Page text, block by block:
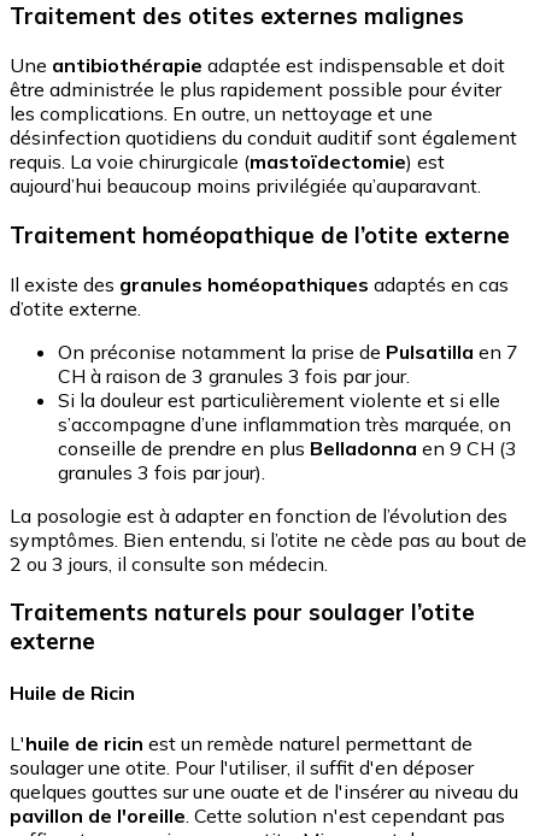
Traitement des otites externes malignes
Une antibiothérapie adaptée est indispensable et doit
être administrée le plus rapidement possible pour éviter
les complications. En outre, un nettoyage et une
désinfection quotidiens du conduit auditif sont également
requis. La voie chirurgicale (mastoïdectomie) est
aujourd’hui beaucoup moins privilégiée qu’auparavant.
Traitement homéopathique de l’otite externe
Il existe des granules homéopathiques adaptés en cas
d’otite externe.
On préconise notamment la prise de Pulsatilla en 7
CH à raison de 3 granules 3 fois par jour.
Si la douleur est particulièrement violente et si elle
s’accompagne d’une inflammation très marquée, on
conseille de prendre en plus Belladonna en 9 CH (3
granules 3 fois par jour).
La posologie est à adapter en fonction de l’évolution des
symptômes. Bien entendu, si l’otite ne cède pas au bout de
2 ou 3 jours, il consulte son médecin.
Traitements naturels pour soulager l’otite
externe
Huile de Ricin
L'huile de ricin est un remède naturel permettant de
soulager une otite. Pour l'utiliser, il suffit d'en déposer
quelques gouttes sur une ouate et de l'insérer au niveau du
pavillon de l'oreille . Cette solution n'est cependant pas